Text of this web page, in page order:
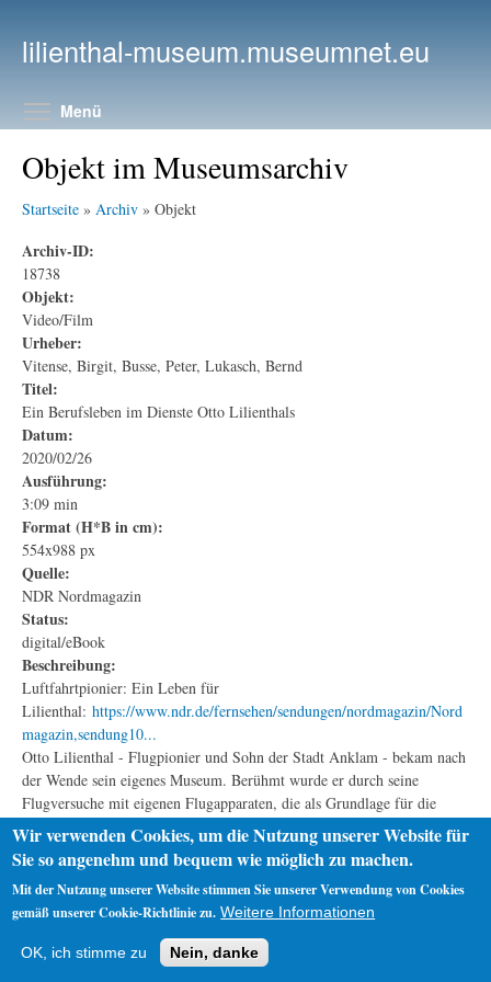
lilienthal-museum.museumnet.eu
Menü
Objekt im Museumsarchiv
Startseite » Archiv » Objekt
Archiv-ID:
18738
Objekt:
Video/Film
Urheber:
Vitense, Birgit, Busse, Peter, Lukasch, Bernd
Titel:
Ein Berufsleben im Dienste Otto Lilienthals
Datum:
2020/02/26
Ausführung:
3:09 min
Format (H*B in cm):
554x988 px
Quelle:
NDR Nordmagazin
Status:
digital/eBook
Beschreibung:
Luftfahrtpionier: Ein Leben für
Lilienthal: https://www.ndr.de/fernsehen/sendungen/nordmagazin/Nord
magazin,sendung10...
Otto Lilienthal - Flugpionier und Sohn der Stadt Anklam - bekam nach
der Wende sein eigenes Museum. Berühmt wurde er durch seine
Flugversuche mit eigenen Flugapparaten, die als Grundlage für die
gesamte heutige Luftfahrt gelten. Das Anklamer Museum zeigt aber
Lilienthal nicht nur als Vorreiter auf diesem einen Gebiet.
Impressum
Wir verwenden Cookies, um die Nutzung unserer Website für
Sie so angenehm und bequem wie möglich zu machen.
Mit der Nutzung unserer Website stimmen Sie unserer Verwendung von Cookies
gemäß unserer Cookie-Richtlinie zu. Weitere Informationen
OK, ich stimme zu Nein, danke